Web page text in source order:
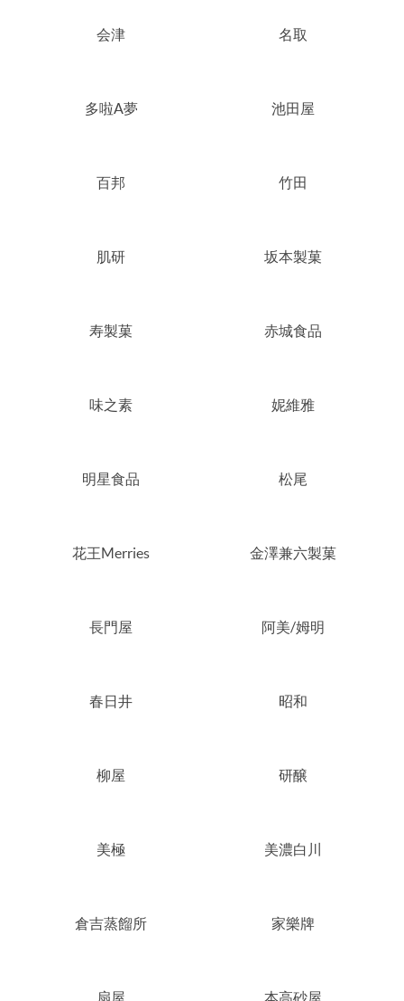
会津 名取
多啦A夢 池田屋
百邦 竹田
肌研 坂本製菓
寿製菓 赤城食品
味之素 妮維雅
明星食品 松尾
花王Merries 金澤兼六製菓
長門屋 阿美/姆明
春日井 昭和
柳屋 研醸
美極 美濃白川
倉吉蒸餾所 家樂牌
扇屋 本高砂屋